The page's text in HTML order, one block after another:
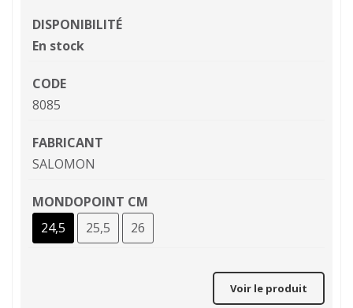
DISPONIBILITÉ
En stock
CODE
8085
FABRICANT
SALOMON
MONDOPOINT CM
24,5
25,5 26
Voir le produit